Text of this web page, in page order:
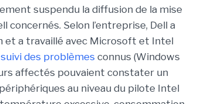
suspendu la diffusion de la mise
Selon l’entreprise, Dell a
et a travaillé avec Microsoft et Intel
des problèmes connus (Windows
affectés pouvaient constater un
au niveau du pilote Intel